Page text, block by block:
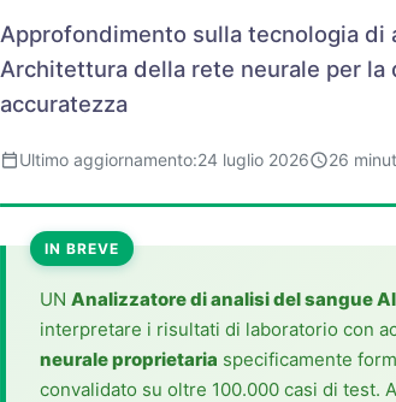
Approfondimento sulla tecnologia
Architettura della rete neurale per la
accuratezza
Ultimo aggiornamento:24 luglio 2026 26
IN BREVE
UN Analizzatore di analisi del sangue AI
interpretare i risultati di laboratorio con
neurale proprietaria specificamente
convalidato su oltre 100.000 casi di test.